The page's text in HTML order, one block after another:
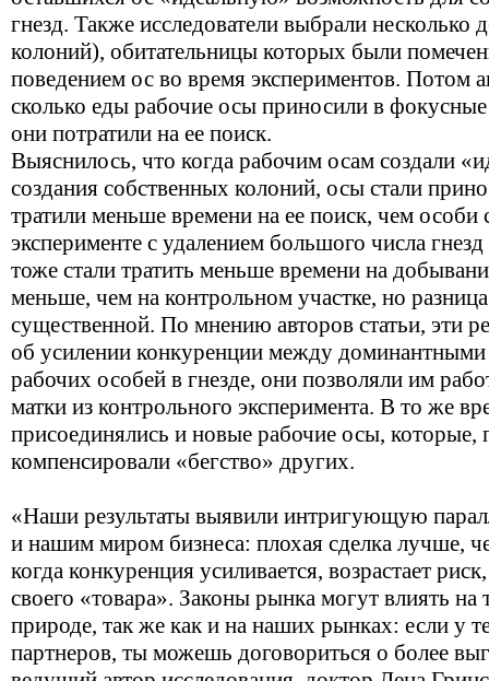
гнезд. Также исследователи выбрали несколько
колоний), обитательницы которых были
поведением ос во время экспериментов. Потом
сколько еды рабочие осы приносили в
они потратили на ее поиск.
Выяснилось, что когда рабочим осам создали
создания собственных колоний, осы стали
тратили меньше времени на ее поиск, чем особи
эксперименте с удалением большого числа
тоже стали тратить меньше времени на
меньше, чем на контрольном участке, но разница
существенной. По мнению авторов статьи, эти
об усилении конкуренции между
рабочих особей в гнезде, они позволяли им
матки из контрольного эксперимента. В то же
присоединялись и новые рабочие осы, которые,
компенсировали «бегство» других.
«Наши результаты выявили интригующую
и нашим миром бизнеса: плохая сделка лучше,
когда конкуренция усиливается, возрастает
своего «товара». Законы рынка могут влиять на
природе, так же как и на наших рынках: если у
партнеров, ты можешь договориться о более